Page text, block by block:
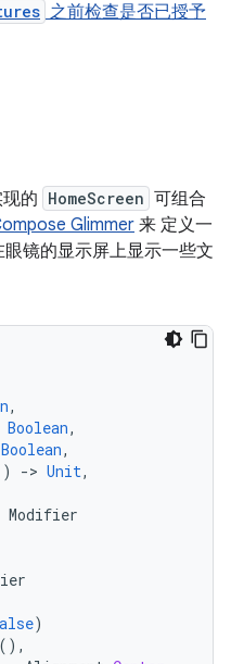
之前检查是否已授予
的 HomeScreen 可组合
Glimmer 来 定义一
镜的显示屏上显示一些文
,
Boolean,
Boolean,
-> Unit,
Modifier
)
(),